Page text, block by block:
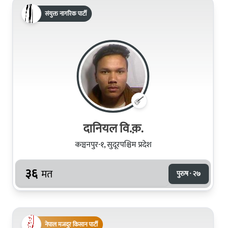
संयुक्त नागरिक पार्टी
दानियल वि.क़.
कञ्चनपुर-१, सुदूरपश्चिम प्रदेश
३६ मत पुरुष · २७
नेपाल मजदुर किसान पार्टी